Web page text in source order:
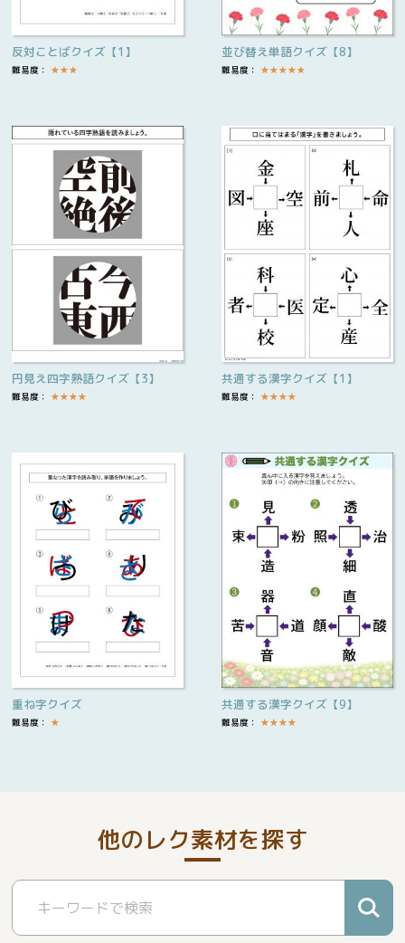
反対ことばクイズ【1】
難易度： ★★★
並び替え単語クイズ【8】
難易度： ★★★★★
円見え四字熟語クイズ【3】
難易度： ★★★★
共通する漢字クイズ【1】
難易度： ★★★★
重ね字クイズ
難易度： ★
共通する漢字クイズ【9】
難易度： ★★★★
他のレク素材を探す